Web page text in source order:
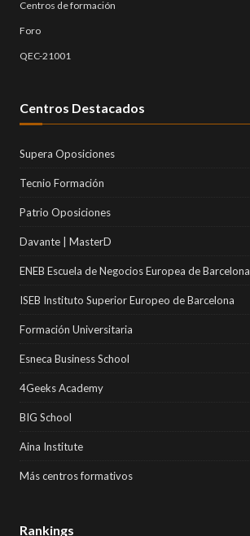
Centros de formación
Foro
QEC-21001
Centros Destacados
Supera Oposiciones
Tecnio Formación
Patrio Oposiciones
Davante | MasterD
ENEB Escuela de Negocios Europea de Barcelona
ISEB Instituto Superior Europeo de Barcelona
Formación Universitaria
Esneca Business School
4Geeks Academy
BIG School
Aina Institute
Más centros formativos
Rankings